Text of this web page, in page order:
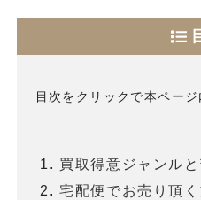
目次をクリックで本ペー
買取得意ジャンル
宅配便でお売り頂